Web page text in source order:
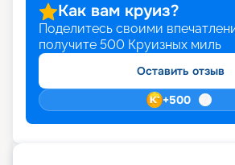
Как вам круиз?
Поделитесь своими
получите 500 Круизных миль
Оставить отзыв
+500